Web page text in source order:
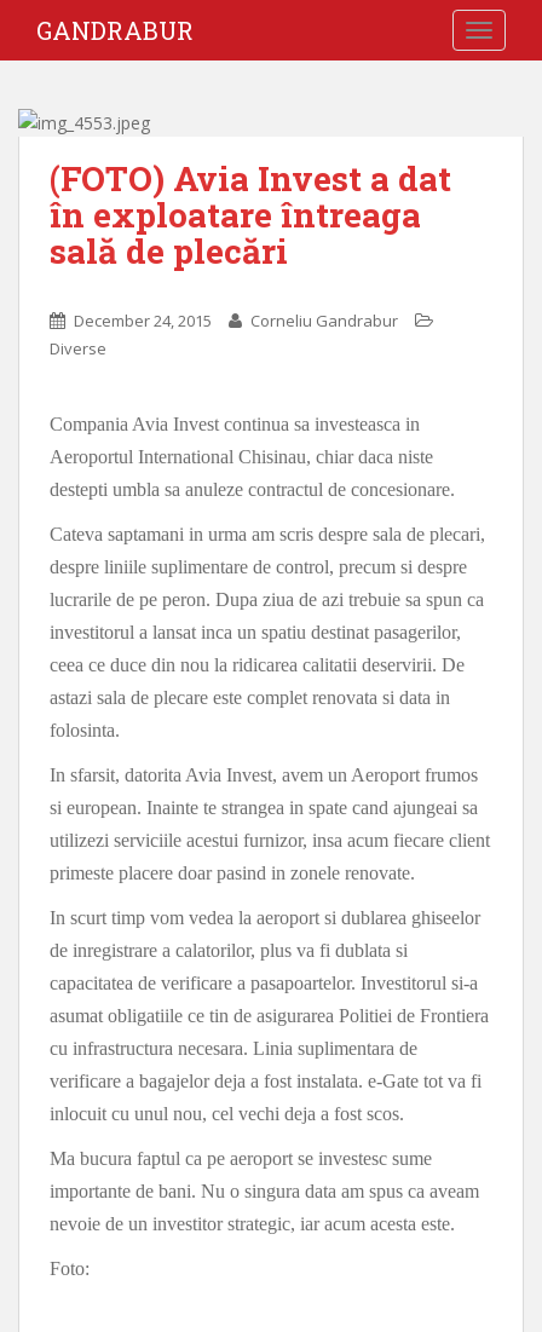
GANDRABUR
(FOTO) Avia Invest a dat
în exploatare întreaga
sală de plecări
December 24, 2015
Corneliu Gandrabur
Diverse
Compania Avia Invest continua sa investeasca in
Aeroportul International Chisinau, chiar daca niste
destepti umbla sa anuleze contractul de concesionare.
Cateva saptamani in urma am scris despre sala de plecari,
despre liniile suplimentare de control, precum si despre
lucrarile de pe peron. Dupa ziua de azi trebuie sa spun ca
investitorul a lansat inca un spatiu destinat pasagerilor,
ceea ce duce din nou la ridicarea calitatii deservirii. De
astazi sala de plecare este complet renovata si data in
folosinta.
In sfarsit, datorita Avia Invest, avem un Aeroport frumos
si european. Inainte te strangea in spate cand ajungeai sa
utilizezi serviciile acestui furnizor, insa acum fiecare client
primeste placere doar pasind in zonele renovate.
In scurt timp vom vedea la aeroport si dublarea ghiseelor
de inregistrare a calatorilor, plus va fi dublata si
capacitatea de verificare a pasapoartelor. Investitorul si-a
asumat obligatiile ce tin de asigurarea Politiei de Frontiera
cu infrastructura necesara. Linia suplimentara de
verificare a bagajelor deja a fost instalata. e-Gate tot va fi
inlocuit cu unul nou, cel vechi deja a fost scos.
Ma bucura faptul ca pe aeroport se investesc sume
importante de bani. Nu o singura data am spus ca aveam
nevoie de un investitor strategic, iar acum acesta este.
Foto: